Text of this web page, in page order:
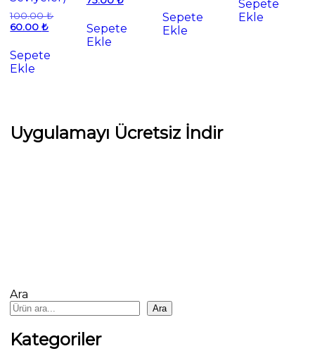
100.00₺Orijinal
100.00 ₺.
60.00₺Şu
60.00 ₺.
Sepete
Ekle
150.00 ₺.
75.00 ₺.
Sepete
Ekle
Sepete
Ekle
Sepete
Ekle
Uygulamayı Ücretsiz İndir
Ara
Ara
Kategoriler